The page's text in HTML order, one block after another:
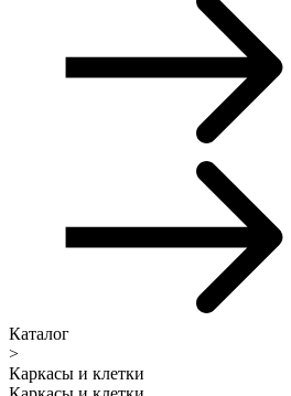
Каталог
>
Каркасы и клетки